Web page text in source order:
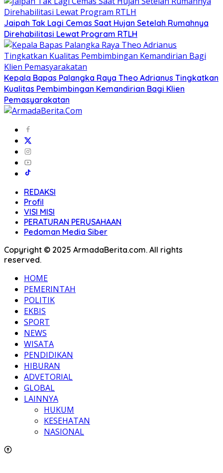
Jaipah Tak Lagi Cemas Saat Hujan Setelah Rumahnya
Direhabilitasi Lewat Program RTLH
Kepala Bapas Palangka Raya Theo Adrianus Tingkatkan
Kualitas Pembimbingan Kemandirian Bagi Klien
Pemasyarakatan
REDAKSI
Profil
VISI MISI
PERATURAN PERUSAHAAN
Pedoman Media Siber
Copyright © 2025 ArmadaBerita.com. All rights
reserved.
HOME
PEMERINTAH
POLITIK
EKBIS
SPORT
NEWS
WISATA
PENDIDIKAN
HIBURAN
ADVETORIAL
GLOBAL
LAINNYA
HUKUM
KESEHATAN
NASIONAL